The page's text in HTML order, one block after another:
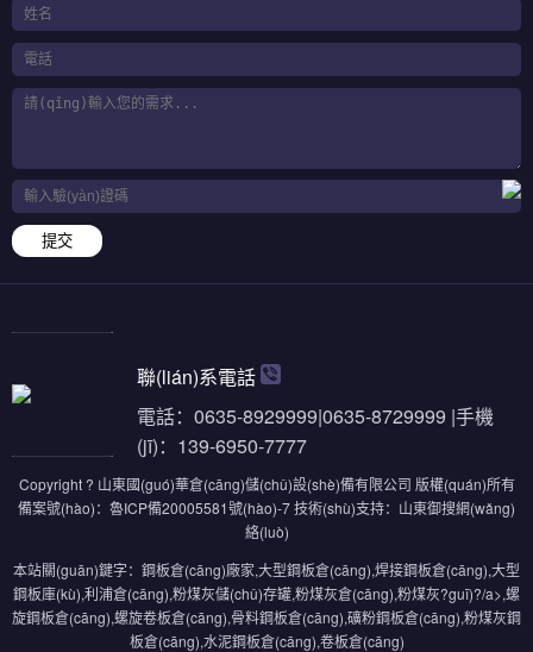
提交
聯(lián)系電話
電話：0635-8929999|0635-8729999 |手機
(jī)：139-6950-7777
Copyright ? 山東國(guó)華倉(cāng)儲(chǔ)設(shè)備有限公司 版權(quán)所有
備案號(hào)： 魯ICP備20005581號(hào)-7技術(shù)支持： 山東御搜網(wǎng)
絡(luò)
本站關(guān)鍵字： 鋼板倉(cāng)廠家,大型鋼板倉(cāng),焊接鋼板倉(cāng),大型
鋼板庫(kù),利浦倉(cāng),粉煤灰儲(chǔ)存罐,粉煤灰倉(cāng),粉煤灰?guī)?/a>,螺
旋鋼板倉(cāng),螺旋卷板倉(cāng),骨料鋼板倉(cāng),礦粉鋼板倉(cāng),粉煤灰鋼
板倉(cāng),水泥鋼板倉(cāng),卷板倉(cāng)